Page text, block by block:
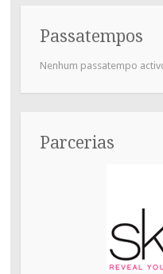
Passatempos
Nenhum passatempo
Parcerias